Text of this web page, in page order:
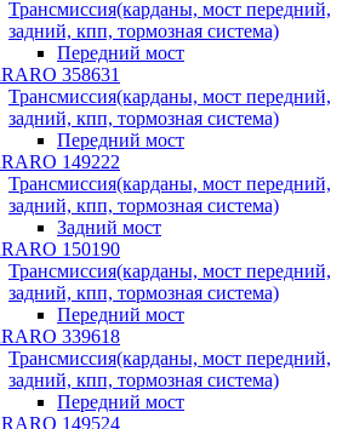
Трансмиссия(карданы, мост передний,
задний, кпп, тормозная система)
Передний мост
358631
Трансмиссия(карданы, мост передний,
задний, кпп, тормозная система)
Передний мост
149222
Трансмиссия(карданы, мост передний,
задний, кпп, тормозная система)
Задний мост
150190
Трансмиссия(карданы, мост передний,
задний, кпп, тормозная система)
Передний мост
339618
Трансмиссия(карданы, мост передний,
задний, кпп, тормозная система)
Передний мост
149524